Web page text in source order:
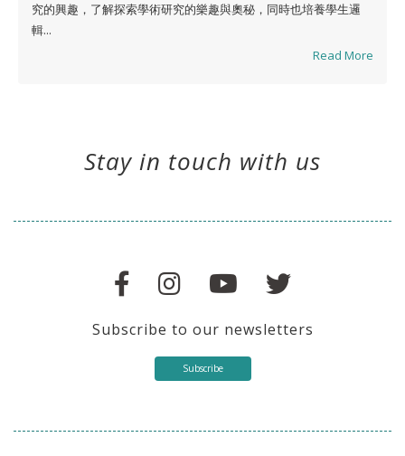
究的興趣，了解探索學術研究的樂趣與奧秘，同時也培養學生邏
輯...
Read More
Stay in touch with us
Subscribe to our newsletters
Subscribe